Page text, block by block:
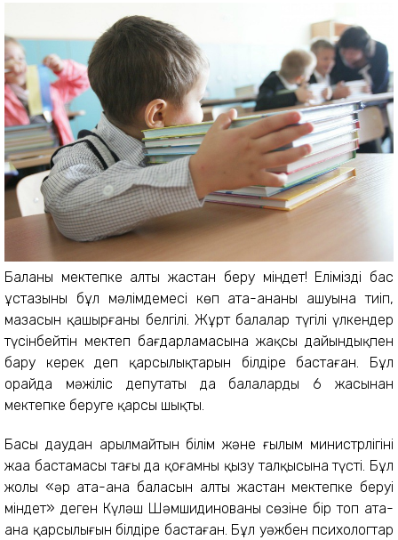
Баланы мектепке алты жастан беру міндет! Еліміздің бас
ұстазының бұл мәлімдемесі көп ата-ананың ашуына тиіп,
мазасын қашырғаны белгілі. Жұрт балалар түгілі үлкендер
түсінбейтін мектеп бағдарламасына жақсы дайындықпен
бару керек деп қарсылықтарын білдіре бастаған. Бұл
орайда мәжіліс депутаты да балаларды 6 жасынан
мектепке беруге қарсы шықты.
Басы даудан арылмайтын білім және ғылым министрлігінің
жаңа бастамасы тағы да қоғамның қызу талқысына түсті. Бұл
жолы «әр ата-ана баласын алты жастан мектепке беруі
міндет» деген Күләш Шәмшидинованың сөзіне бір топ ата-
ана қарсылығын білдіре бастаған. Бұл уәжбен психологтар